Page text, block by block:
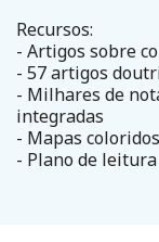
Recursos:
- Artigos sobre
- 57 artigos
- Milhares de
integradas
- Mapas coloridos
- Plano de